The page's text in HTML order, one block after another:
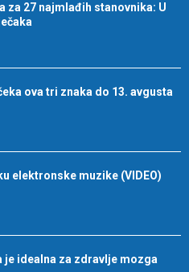
za 27 najmlađih stanovnika: U
ova tri znaka do 13. avgusta
elektronske muzike (VIDEO)
je idealna za zdravlje mozga